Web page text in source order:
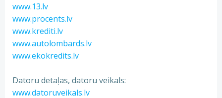
www.13.lv
www.procents.lv
www.krediti.lv
www.autolombards.lv
www.ekokredits.lv
Datoru detaļas, datoru veikals:
www.datoruveikals.lv